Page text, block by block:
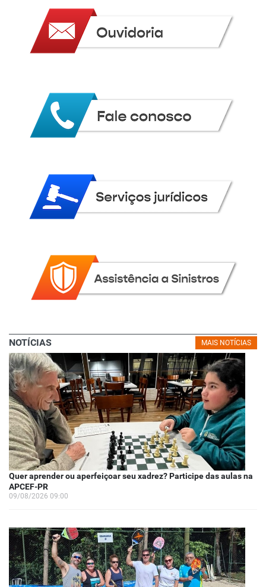
MAIS NOTÍCIAS
NOTÍCIAS
Quer aprender ou aperfeiçoar seu xadrez? Participe das aulas na
APCEF-PR
09/08/2026 09:00